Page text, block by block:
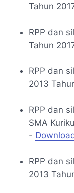
Tahun
RPP dan
Tahun
RPP dan
2013
RPP dan
SMA
- Download
RPP dan
2013